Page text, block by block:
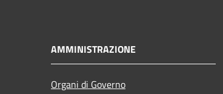
AMMINISTRAZIONE
Organi di Governo